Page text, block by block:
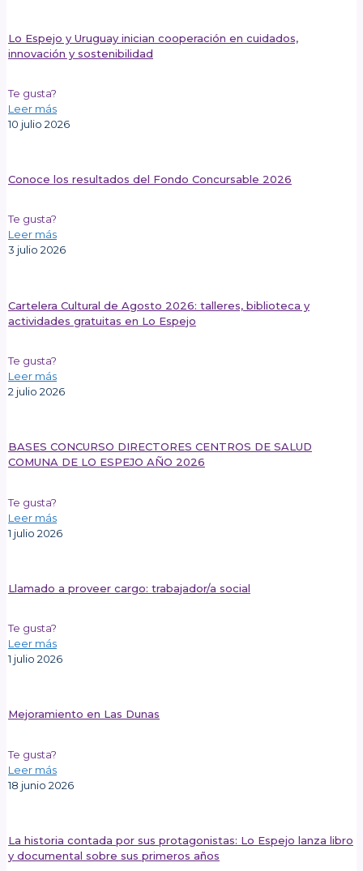
Lo Espejo y Uruguay inician cooperación en cuidados,
innovación y sostenibilidad
Te gusta?
Leer más
10 julio 2026
Conoce los resultados del Fondo Concursable 2026
Te gusta?
Leer más
3 julio 2026
Cartelera Cultural de Agosto 2026: talleres, biblioteca y
actividades gratuitas en Lo Espejo
Te gusta?
Leer más
2 julio 2026
BASES CONCURSO DIRECTORES CENTROS DE SALUD
COMUNA DE LO ESPEJO AÑO 2026
Te gusta?
Leer más
1 julio 2026
Llamado a proveer cargo: trabajador/a social
Te gusta?
Leer más
1 julio 2026
Mejoramiento en Las Dunas
Te gusta?
Leer más
18 junio 2026
La historia contada por sus protagonistas: Lo Espejo lanza libro
y documental sobre sus primeros años